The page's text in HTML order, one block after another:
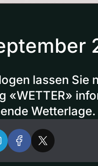
lassen Sie
«WETTER»
Wetterlage.